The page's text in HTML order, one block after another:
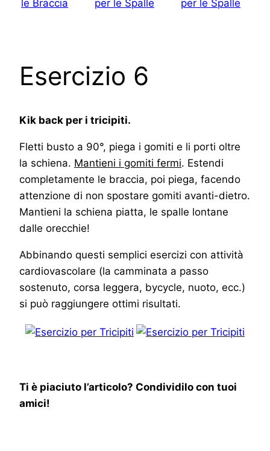
Esercizio 6
Kik back per i tricipiti.
Fletti busto a 90°, piega i gomiti e li porti oltre
la schiena. Mantieni i gomiti fermi. Estendi
completamente le braccia, poi piega, facendo
attenzione di non spostare gomiti avanti-dietro.
Mantieni la schiena piatta, le spalle lontane
dalle orecchie!
Abbinando questi semplici esercizi con attività
cardiovascolare (la camminata a passo
sostenuto, corsa leggera, bycycle, nuoto, ecc.)
si può raggiungere ottimi risultati.
Ti è piaciuto l’articolo? Condividilo con tuoi
amici!